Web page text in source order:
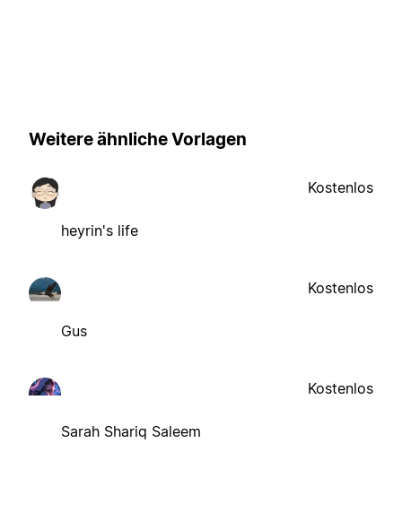
Weitere ähnliche Vorlagen
heyrin's life
Kostenlos
Gus
Kostenlos
Sarah Shariq Saleem
Kostenlos